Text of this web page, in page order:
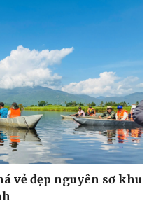
quốc tế nhờ các điểm
đường bay thẳng Colombo
vùng biển Đắk Lắk